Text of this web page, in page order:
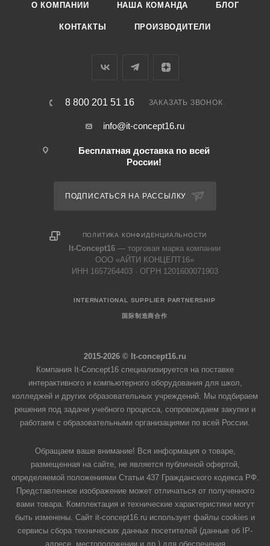
О КОМПАНИИ НАША КОМАНДА БЛОГ
КОНТАКТЫ ПРОИЗВОДИТЕЛИ
8 800 201 51 16 ЗАКАЗАТЬ ЗВОНОК
info@it-concept16.ru
Бесплатная доставка по всей
России!
ПОДПИСАТЬСЯ НА РАССЫЛКУ
ПОЛИТИКА КОНФИДЕНЦИАЛЬНОСТИ
It-Concept16 — торговая марка компании
ООО «АЙТИ КОНЦЕПТ16»
ИНН 1657264403 · ОГРН 1201600071903
INTERNATIONAL SUPPLIER PARTNERSHIP
国际制造商合作
2015-2026 © It-concept16.ru
Компания It-Concept16 специализируется на поставке
интерактивного и компьютерного оборудования для школ,
колледжей и других образовательных учреждений. Мы подбираем
решения под задачи учебного процесса, сопровождаем закупки и
работаем с образовательными организациями по всей России.
Обращаем ваше внимание! Вся информация о товаре,
размещенная на сайте, не является публичной офертой,
определяемой положениями Статьи 437 Гражданского кодекса РФ.
Представленное изображение может отличаться от полученного
вами товара. Комплектация и технические характеристики могут
быть изменены. Сайт it-concept16.ru использует файлы cookies и
сервисы сбора технических данных посетителей (данные об IP-
адресе, местоположении и др.) для обеспечения